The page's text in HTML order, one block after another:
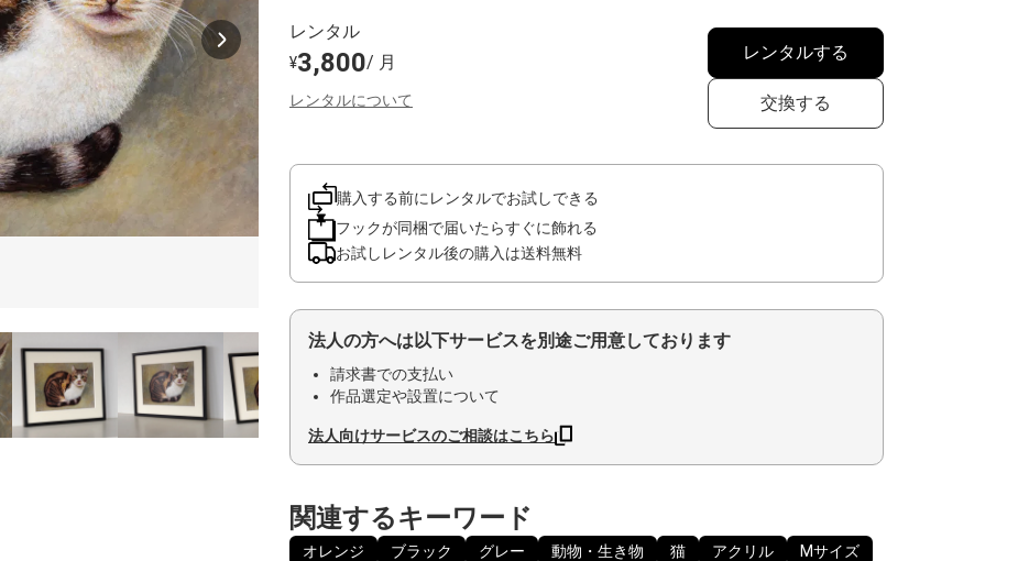
レンタル
¥3,800/ 月
レンタルについて
レンタルする
交換する
購入する前にレンタルでお試しできる
フックが同梱で届いたらすぐに飾れる
お試しレンタル後の購入は送料無料
法人の方へは以下サービスを別途ご用意しております
請求書での支払い
作品選定や設置について
法人向けサービスのご相談はこちら
関連するキーワード
オレンジ ブラック グレー 動物・生き物 猫 アクリル
Mサイズ